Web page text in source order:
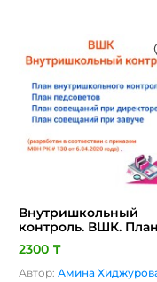
Внутришкольный
контроль. ВШК. План
педсоветов. План
совещаний при
директоре. План
2300 ₸
Автор: Амина